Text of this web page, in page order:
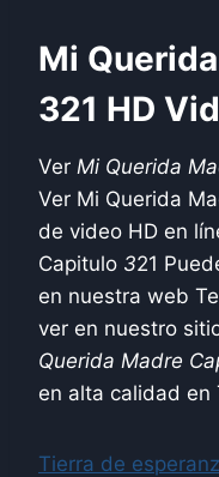
Mi
321 HD
Ver Mi Querida
Ver Mi Querida
de video HD en
Capitulo 321
en nuestra web
ver en nuestro
Querida Madre
en alta calidad en
Tierra de